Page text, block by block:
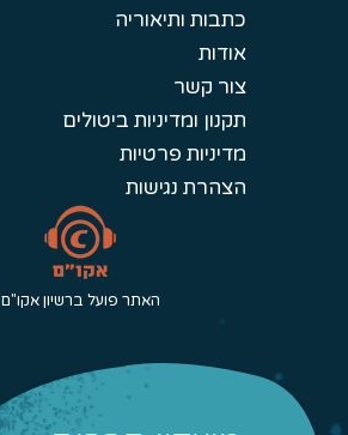
כתבות ותיאוריה
אודות
צור קשר
תקנון ומדיניות ביטולים
מדיניות פרטיות
הצהרת נגישות
האתר פועל ברשיון אקו"ם